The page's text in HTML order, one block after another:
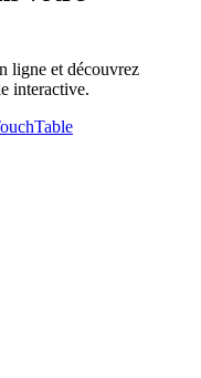
ligne et découvrez
interactive.